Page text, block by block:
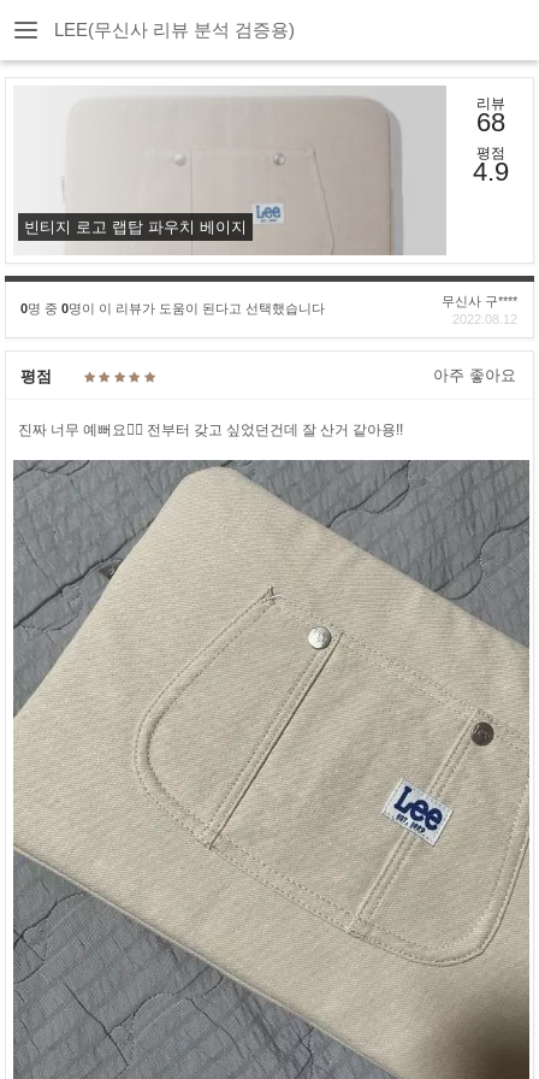
LEE(무신사 리뷰 분석 검증용)
빈티지 로고 랩탑 파우치 베이지
리뷰
68
평점
4.9
0명 중 0명이 이 리뷰가 도움이 된다고 선택했습니다
무신사 구****
2022.08.12
평점 아주 좋아요
진짜 너무 예뻐요👍🏻 전부터 갖고 싶었던건데 잘 산거 같아용!!